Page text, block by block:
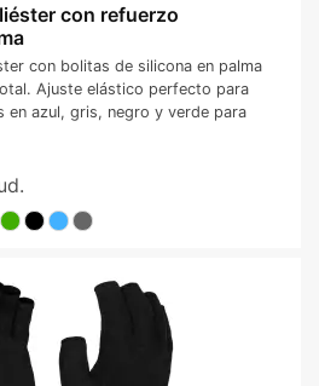
con refuerzo
con bolitas de silicona en palma
Ajuste elástico perfecto para
en azul, gris, negro y verde para